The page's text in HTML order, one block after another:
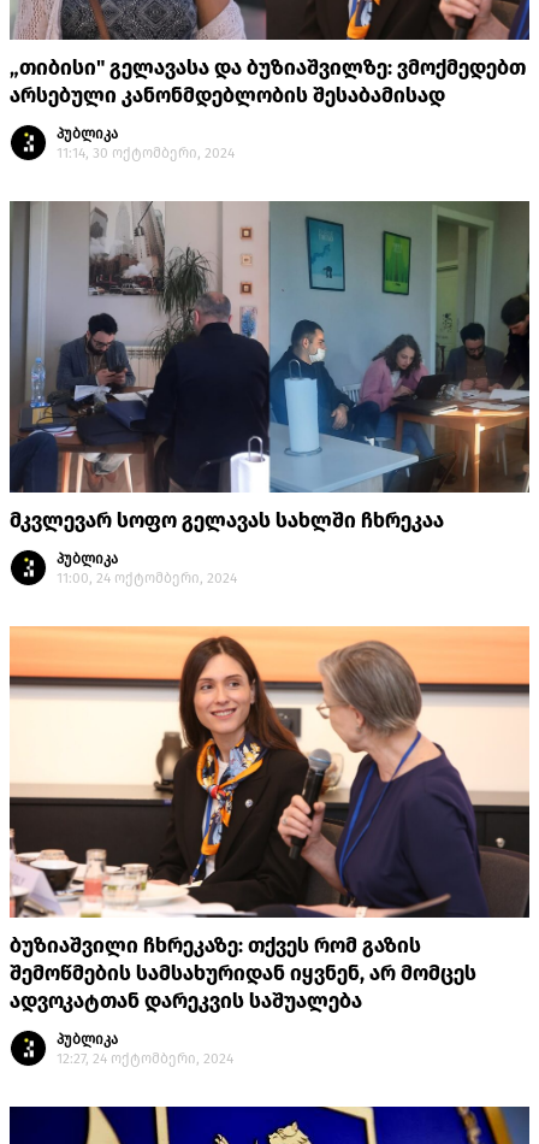
„თიბისი" გელავასა და ბუზიაშვილზე: ვმოქმედებთ
არსებული კანონმდებლობის შესაბამისად
პუბლიკა
11:14, 30 ოქტომბერი, 2024
მკვლევარ სოფო გელავას სახლში ჩხრეკაა
პუბლიკა
11:00, 24 ოქტომბერი, 2024
ბუზიაშვილი ჩხრეკაზე: თქვეს რომ გაზის
შემოწმების სამსახურიდან იყვნენ, არ მომცეს
ადვოკატთან დარეკვის საშუალება
პუბლიკა
12:27, 24 ოქტომბერი, 2024